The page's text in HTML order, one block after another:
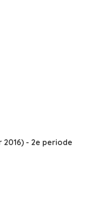
2016) - 2e periode